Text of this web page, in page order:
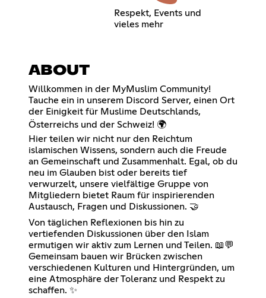
Respekt, Events und
vieles mehr
ABOUT
Willkommen in der MyMuslim Community!
Tauche ein in unserem Discord Server, einen Ort
der Einigkeit für Muslime Deutschlands,
Österreichs und der Schweiz! 🌍
Hier teilen wir nicht nur den Reichtum
islamischen Wissens, sondern auch die Freude
an Gemeinschaft und Zusammenhalt. Egal, ob du
neu im Glauben bist oder bereits tief
verwurzelt, unsere vielfältige Gruppe von
Mitgliedern bietet Raum für inspirierenden
Austausch, Fragen und Diskussionen. 🤝
Von täglichen Reflexionen bis hin zu
vertiefenden Diskussionen über den Islam
ermutigen wir aktiv zum Lernen und Teilen. 📖💬
Gemeinsam bauen wir Brücken zwischen
verschiedenen Kulturen und Hintergründen, um
eine Atmosphäre der Toleranz und Respekt zu
schaffen. ✨